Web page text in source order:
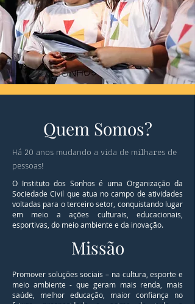
Quem Somos?
Há 20 anos mudando a vida de milhares de
pessoas!
O Instituto dos Sonhos é uma Organização da
Sociedade Civil que atua no campo de atividades
voltadas para o terceiro setor, conquistando lugar
em meio a ações culturais, educacionais,
esportivas, do meio ambiente e da inovação.
Missão
Promover soluções sociais – na cultura, esporte e
meio ambiente - que geram mais renda, mais
saúde, melhor educação, maior confiança no